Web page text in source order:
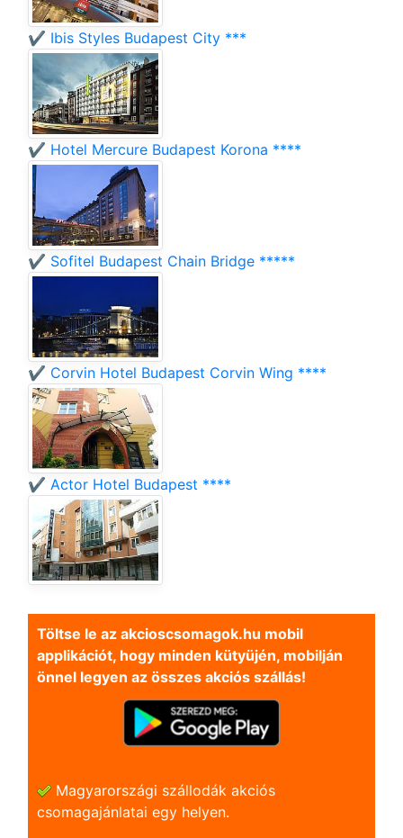
✔️ Ibis Styles Budapest City ***
✔️ Hotel Mercure Budapest Korona ****
✔️ Sofitel Budapest Chain Bridge *****
✔️ Corvin Hotel Budapest Corvin Wing ****
✔️ Actor Hotel Budapest ****
Töltse le az akcioscsomagok.hu mobil
applikációt, hogy minden kütyüjén, mobilján
önnel legyen az összes akciós szállás!
Magyarországi szállodák akciós
csomagajánlatai egy helyen.